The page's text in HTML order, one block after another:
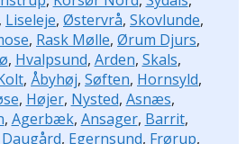
, Liseleje, Østervrå, Skovlunde,
, Rask Mølle, Ørum Djurs,
, Hvalpsund, Arden, Skals,
, Åbyhøj, Søften, Hornsyld,
, Højer, Nysted, Asnæs,
, Agerbæk, Ansager, Barrit,
Daugård, Egernsund, Frørup,